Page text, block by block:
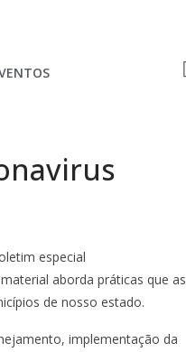
especial
aborda práticas que as
de nosso estado.
implementação da